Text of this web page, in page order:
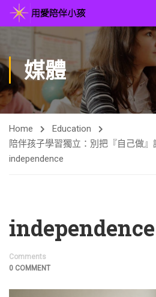
媒體
Home
Education
陪伴孩子學習獨立：別把『自己做』
independence
independence
Comments
0 COMMENT